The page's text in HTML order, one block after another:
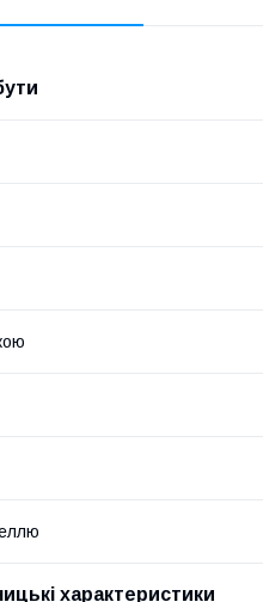
характеристики